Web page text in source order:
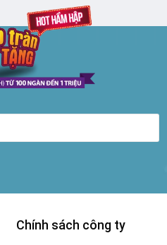
Chính sách công ty